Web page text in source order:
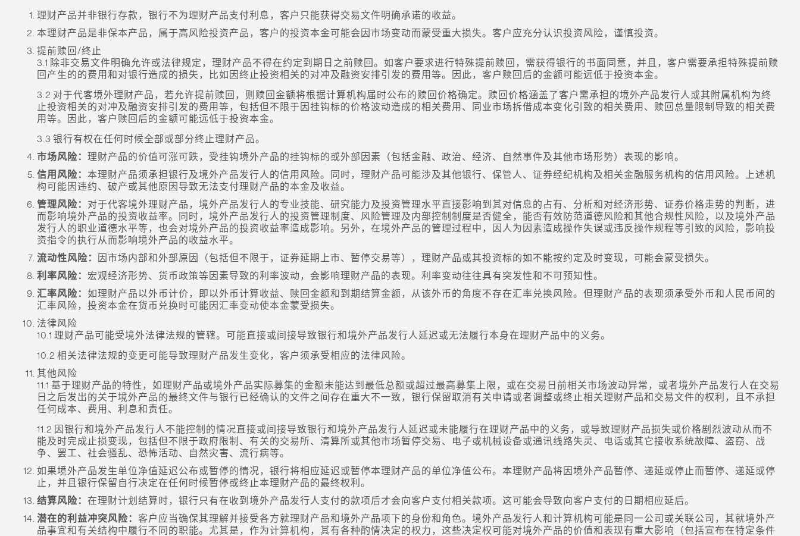
理财产品并非银行存款，银行不为理财产品支付利息，客户只能获得交易文件明确承诺的收益。
本理财产品是非保本产品，属于高风险投资产品，客户的投资本金可能会因市场变动而蒙受重大损失。客户应充分认识投资风险，谨慎投资。
提前赎回/终止
3.1 除非交易文件明确允许或法律规定，理财产品不得在约定到期日之前赎回。如客户要求进行特殊提前赎回，需获得银行的书面同意，并且，客户需要承担特殊提前赎
回产生的的费用和对银行造成的损失，比如因终止投资相关的对冲及融资安排引发的费用等。因此，客户赎回后的金额可能远低于投资本金。
3.2 对于代客境外理财产品，若允许提前赎回，则赎回金额将根据计算机构届时公布的赎回价格确定。赎回价格涵盖了客户需承担的境外产品发行人或其附属机构为终
止投资相关的对冲及融资安排引发的费用等，包括但不限于因挂钩标的价格波动造成的相关费用、同业市场拆借成本变化引致的相关费用、赎回总量限制导致的相关费
用等。因此，客户赎回后的金额可能远低于投资本金。
3.3 银行有权在任何时候全部或部分终止理财产品。
市场风险： 理财产品的价值可涨可跌，受挂钩境外产品的挂钩标的或外部因素（包括金融、政治、经济、自然事件及其他市场形势）表现的影响。
信用风险： 本理财产品须承担银行及境外产品发行人的信用风险。同时，理财产品可能涉及其他银行、保管人、证券经纪机构及相关金融服务机构的信用风险。上述机
构可能因违约、破产或其他原因导致无法支付理财产品的本金及收益。
管理风险： 对于代客境外理财产品，境外产品发行人的专业技能、研究能力及投资管理水平直接影响到其对信息的占有、分析和对经济形势、证券价格走势的判断，进
而影响境外产品的投资收益率。同时，境外产品发行人的投资管理制度、风险管理及内部控制制度是否健全，能否有效防范道德风险和其他合规性风险，以及境外产品
发行人的职业道德水平等，也会对境外产品的投资收益率造成影响。另外，在境外产品的管理过程中，因人为因素造成操作失误或违反操作规程等引致的风险，影响投
资指令的执行从而影响境外产品的收益水平。
流动性风险：
因市场内部和外部原因（包括但不限于，证券延期上市、暂停交易等），理财产品或其投资标的如不能按约定及时变现，可能会蒙受损失。
利率风险： 宏观经济形势、货币政策等因素导致的利率波动，会影响理财产品的表现。利率变动往往具有突发性和不可预知性。
汇率风险： 如理财产品以外币计价，即以外币计算收益、赎回金额和到期结算金额，从该外币的角度不存在汇率兑换风险。但理财产品的表现须承受外币和人民币间的
汇率风险，投资本金在货币兑换时可能因汇率变动使本金蒙受损失。
法律风险
10.1 理财产品可能受境外法律法规的管辖。可能直接或间接导致银行和境外产品发行人延迟或无法履行本身在理财产品中的义务。
10.2 相关法律法规的变更可能导致理财产品发生变化，客户须承受相应的法律风险。
其他风险
11.1 基于理财产品的特性，如理财产品或境外产品实际募集的金额未能达到最低总额或超过最高募集上限，或在交易日前相关市场波动异常，或者境外产品发行人在交易
日之后发出的关于境外产品的最终文件与银行已经确认的文件之间存在重大不一致，银行保留取消有关申请或者调整或终止相关理财产品和交易文件的权利，且不承担
任何成本、费用、利息和责任。
11.2 因银行和境外产品发行人不能控制的情况直接或间接导致银行和境外产品发行人延迟或未能履行在理财产品中的义务，或导致理财产品损失或价格剧烈波动从而不
能及时完成止损变现，包括但不限于政府限制、有关的交易所、清算所或其他市场暂停交易、电子或机械设备或通讯线路失灵、电话或其它接收系统故障、盗窃、战
争、罢工、社会骚乱、恐怖活动、自然灾害、流行病等。
如果境外产品发生单位净值延迟公布或暂停的情况，银行将相应延迟或暂停本理财产品的单位净值公布。本理财产品将因境外产品暂停、递延或停止而暂停、递延或停
止，并且银行保留自行决定在任何时候暂停或终止本理财产品的最终权利。
结算风险： 在理财计划结算时，银行只有在收到境外产品发行人支付的款项后才会向客户支付相关款项。这可能会导致向客户支付的日期相应延后。
潜在的利益冲突风险： 客户应当确保其理解并接受各方就理财产品和境外产品项下的身份和角色。境外产品发行人和计算机构可能是同一公司或关联公司，其就境外产
品事宜和有关结构中履行不同的职能。尤其是，作为计算机构，其有各种酌情决定的权力，这些决定权可能对境外产品的价值和表现有重大影响（包括宣布在特定条件